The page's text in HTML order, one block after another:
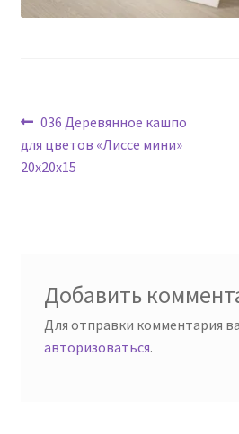
Навигация
по
Предыдущая
запись:
036 Деревянное кашпо
для цветов «Лиссе мини»
20х20х15
Добавить
Для отправки комментария
авторизоваться.